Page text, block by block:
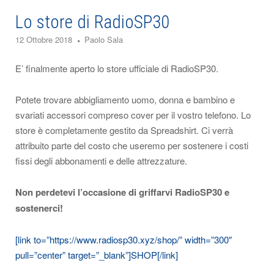
Lo store di RadioSP30
12 Ottobre 2018 Paolo Sala
E’ finalmente aperto lo store ufficiale di RadioSP30.
Potete trovare abbigliamento uomo, donna e bambino e
svariati accessori compreso cover per il vostro telefono. Lo
store è completamente gestito da Spreadshirt. Ci verrà
attribuito parte del costo che useremo per sostenere i costi
fissi degli abbonamenti e delle attrezzature.
Non perdetevi l’occasione di griffarvi RadioSP30 e
sostenerci!
[link to=”https://www.radiosp30.xyz/shop/” width=”300″
pull=”center” target=”_blank”]SHOP[/link]